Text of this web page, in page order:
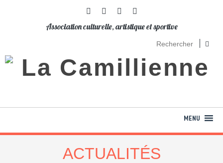
Association culturelle, artistique et sportive
ACTUALITÉS